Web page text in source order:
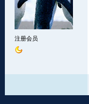
注册会员